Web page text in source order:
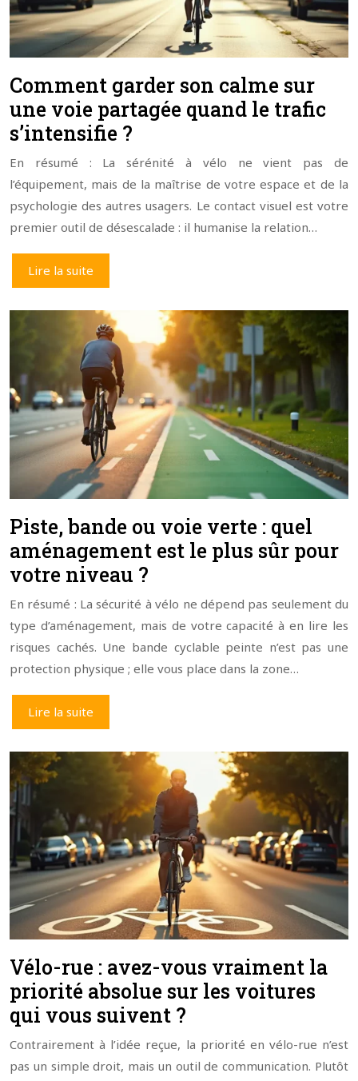
Comment garder son calme sur
une voie partagée quand le trafic
s’intensifie ?
En résumé : La sérénité à vélo ne vient pas de
l’équipement, mais de la maîtrise de votre espace et de la
psychologie des autres usagers. Le contact visuel est votre
premier outil de désescalade : il humanise la relation…
Lire la suite
Piste, bande ou voie verte : quel
aménagement est le plus sûr pour
votre niveau ?
En résumé : La sécurité à vélo ne dépend pas seulement du
type d’aménagement, mais de votre capacité à en lire les
risques cachés. Une bande cyclable peinte n’est pas une
protection physique ; elle vous place dans la zone…
Lire la suite
Vélo-rue : avez-vous vraiment la
priorité absolue sur les voitures
qui vous suivent ?
Contrairement à l’idée reçue, la priorité en vélo-rue n’est
pas un simple droit, mais un outil de communication. Plutôt